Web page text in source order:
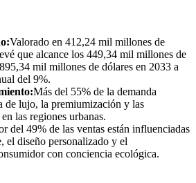
Valorado en 412,24 mil millones de
que alcance los 449,34 mil millones de
mil millones de dólares en 2033 a
del 9%.
Más del 55% de la demanda
de lujo, la premiumización y las
las regiones urbanas.
del 49% de las ventas están influenciadas
el diseño personalizado y el
con conciencia ecológica.